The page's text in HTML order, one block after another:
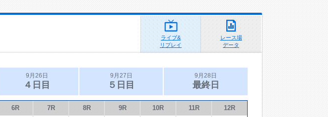
ライブ&
リプレイ
レース場
データ
9月26日
４日目
9月27日
５日目
9月28日
最終日
6R 7R 8R 9R 10R 11R 12R